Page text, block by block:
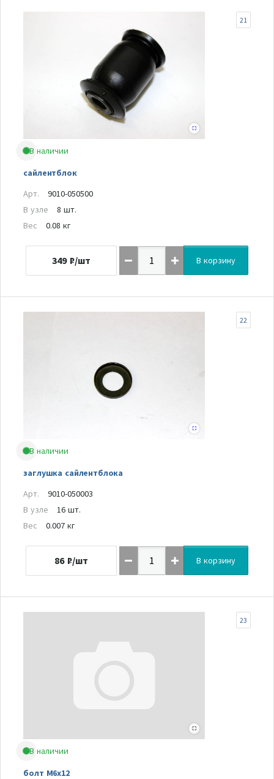
В наличии
сайлентблок
21
Арт.
9010-050500
В узле
8 шт.
Вес
0.08 кг
349 ₽/шт В корзину
В наличии
заглушка сайлентблока
22
Арт.
9010-050003
В узле
16 шт.
Вес
0.007 кг
86 ₽/шт В корзину
В наличии
болт М6х12
23